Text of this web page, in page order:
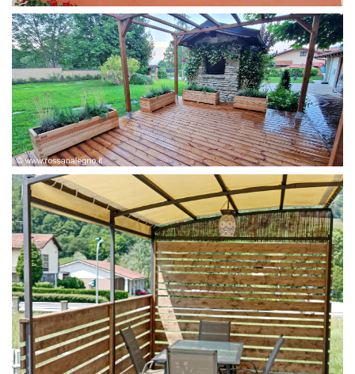
FIORIERE IN LARICE